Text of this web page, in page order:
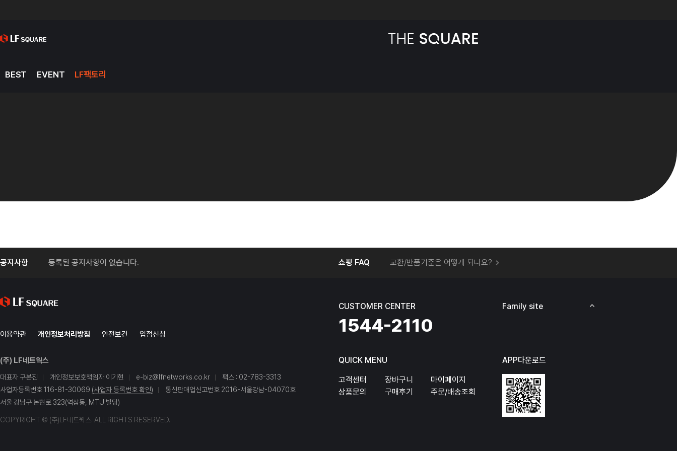
BEST EVENT LF팩토리
공지사항 등록된 공지사항이 없습니다. 쇼핑 FAQ
온라인에서 주문 후 오프라인 매장에서 상품을 수령할 수 있나요?
교환/반품기준은 어떻게 되나요?
온라인에서 구매한 상품 오프라인에서 반품이 가능한가요?
이용약관 개인정보처리방침 안전보건 입점신청
(주) LF네트웍스
대표자 구본진 개인정보보호책임자 이기현 e-biz@lfnetworks.co.kr
팩스 : 02-783-3313
사업자등록번호 116-81-30069 (사업자 등록번호 확인)
통신판매업신고번호 2016-서울강남-04070호
서울 강남구 논현로 323(역삼동, MTU 빌딩)
COPYRIGHT © (주)LF네트웍스. ALL RIGHTS RESERVED.
CUSTOMER CENTER
1544-2110
Family site
QUICK MENU
고객센터 장바구니
마이페이지
상품문의
구매후기 주문/배송조회
APP다운로드